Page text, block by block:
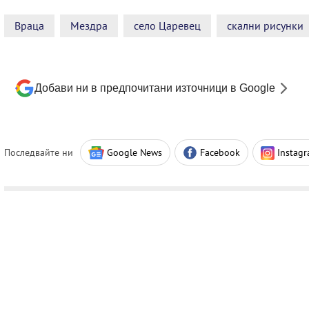
Враца Мездра село Царевец скални рисунки
Добави ни в предпочитани източници в Google
Последвайте ни Google News Facebook